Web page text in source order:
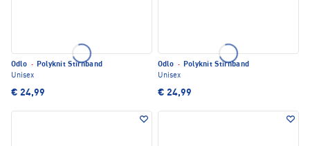
Odlo · Polyknit Stirnband
Unisex
€ 24,99
Odlo · Polyknit Stirnband
Unisex
€ 24,99